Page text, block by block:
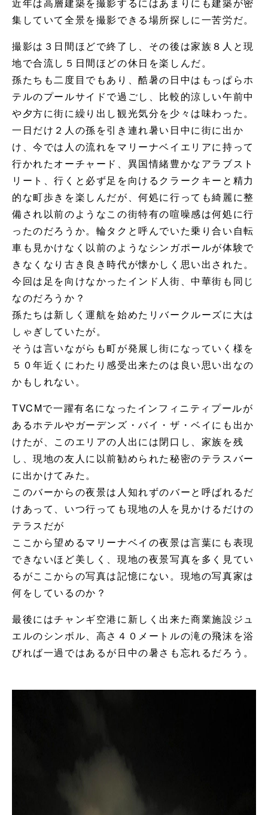
集していて全景を撮影できる場所探しに一苦労だ。
撮影は３日間ほどで終了し、その後は家族８人と現
地で合流し５日間ほどの休日を楽しんだ。
孫たちも二度目でもあり、酷暑の日中はもっぱらホ
テルのプールサイドで過ごし、比較的涼しい午前中
や夕方に街に繰り出し観光気分を少々は味わった。
一日だけ２人の孫を引き連れ暑い日中に街に出か
け、今では人の流れをマリーナベイエリアに持って
行かれたオーチャード、異国情緒豊かなアラブスト
リート、行くと必ず足を向けるクラークキーと精力
的な町歩きを楽しんだが、何処に行っても綺麗に整
備され以前のようなこの街特有の喧噪感は何処に行
ったのだろうか。輪タクと呼んでいた乗り合い自転
車も見かけなく以前のようなシンガポールが体験で
きなくなり古き良き時代が懐かしく思い出された。
今回は足を向けなかったインド人街、中華街も同じ
なのだろうか？
孫たちは新しく運航を始めたリバークルーズに大は
しゃぎしていたが。
そうは言いながらも町が発展し街になっていく様を
５０年近くにわたり感受出来たのは良い思い出なの
かもしれない。
TVCMで一躍有名になったインフィニティプールが
あるホテルやガーデンズ・バイ・ザ・ベイにも出か
けたが、このエリアの人出には閉口し、家族を残
し、現地の友人に以前勧められた秘密のテラスバー
に出かけてみた。
このバーからの夜景は人知れずのバーと呼ばれるだ
けあって、いつ行っても現地の人を見かけるだけの
テラスだが
ここから望めるマリーナベイの夜景は言葉にも表現
できないほど美しく、現地の夜景写真を多く見てい
るがここからの写真は記憶にない。現地の写真家は
何をしているのか？
最後にはチャンギ空港に新しく出来た商業施設ジュ
エルのシンボル、高さ４０メートルの滝の飛沫を浴
びれば一過ではあるが日中の暑さも忘れるだろう。